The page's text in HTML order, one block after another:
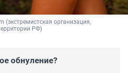
(экстремистская организация,
РФ)
обнуление?